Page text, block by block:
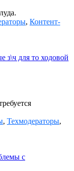
, Контент-
з\ч для то ходовой
, Техмодераторы,
с